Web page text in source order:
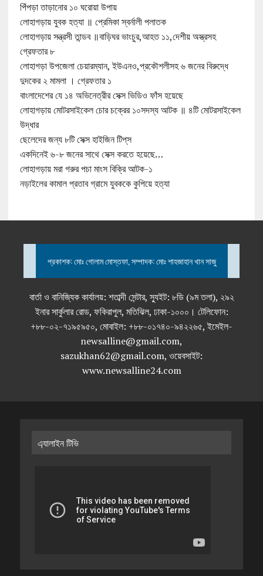
পিঁপড়া তাড়ানোর ১০ ঘরোয়া উপায়
লোহাগড়ায় যুবক হত্যা ॥ প্রেমিকা স্বর্নালী পলাতক
লোহাগড়ায় সন্ত্রসী তান্ডব ॥বাড়িঘর ভাংচুর,আহত ১১,দেশীয় অস্ত্রসহ
গ্রেফতার ৮
লোহাগড়া উপজেলা চেয়ারম্যান, ইউএনও,প্রকৌশলীসহ ৬ জনের বিরুদ্ধে
দুদকের ২ মামলা । গ্রেফতার ১
বাংলাদেশের যে ১৪ অভিনেত্রীর সেক্স ভিডিও ফাঁস হয়েছে
লোহাগড়ায় মোটরসাইকেল চোর চক্রের ১০সদস্য আটক ॥ ৪টি মোটরসাইকেল
উদ্ধার
ছেলেদের জন্য ৮টি সেক্স হাইজিন টিপ্‌স
একদিনেই ৬-৮ জনের সাথে সেক্স করতে হয়েছে…
লোহাগড়ায় মরা গরুর পচা মাংস বিক্রি আটক-১
নড়াইলের কামাল প্রতাব গ্রামে যুবককে কুপিয়ে হত্যা
প্রকাশক: মোঃ গোলাম মোস্তফা, সম্পাদক: মোঃ শাহজাহান খান সাজু
বার্তা ও বানিজ্যিক কার্যালয়: শতাব্দী সেন্টার, স্যুইট: ৮ডি (৯ম তলা), ২৯২
ইনার সার্কুলার রোড, ফকিরাপুল, মতিঝিল, ঢাকা-১০০০। টেলিফোন:
+৮৮-০২-৭১৯৫৯৫০, মোবাইল: +৮৮-০১৭৪০-৯৪২২৬৫, ইমেইল-
newsalline@gmail.com,
sazukhan62@gmail.com, ওয়েবসাইট:
www.newsalline24.com
এ্যালাইন টিভি